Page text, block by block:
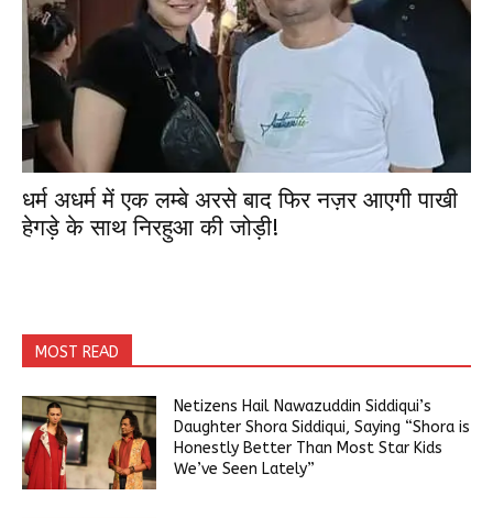
धर्म अधर्म में एक लम्बे अरसे बाद फिर नज़र आएगी पाखी
हेगड़े के साथ निरहुआ की जोड़ी!
MOST READ
Netizens Hail Nawazuddin Siddiqui’s
Daughter Shora Siddiqui, Saying “Shora is
Honestly Better Than Most Star Kids
We’ve Seen Lately”